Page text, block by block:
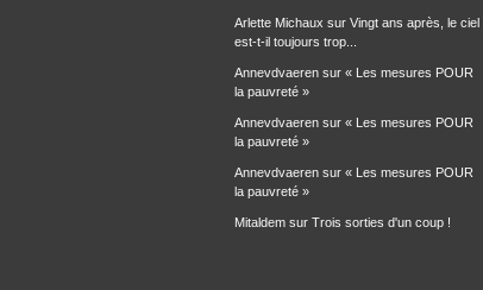
Arlette Michaux sur Vingt ans après, le ciel
est-t-il toujours trop...
Annevdvaeren sur « Les mesures POUR
la pauvreté »
Annevdvaeren sur « Les mesures POUR
la pauvreté »
Annevdvaeren sur « Les mesures POUR
la pauvreté »
Mitaldem sur Trois sorties d'un coup !